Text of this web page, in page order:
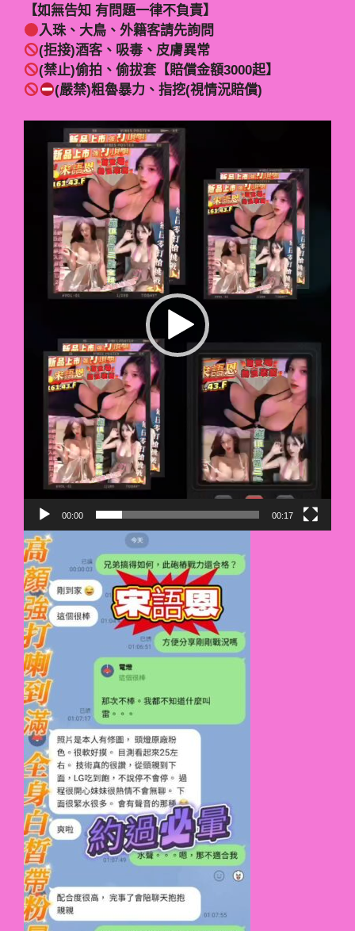
【如無告知 有問題一律不負責】
入珠、大鳥、外籍客請先詢問
(拒接)酒客、吸毒、皮膚異常
(禁止)偷拍、偷拔套【賠償金額3000起】
(嚴禁)粗魯暴力、指挖(視情況賠償)
00:00 00:17